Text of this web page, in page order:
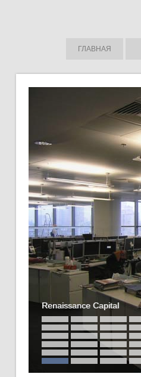
ГЛАВНАЯ
Renaissance Capital